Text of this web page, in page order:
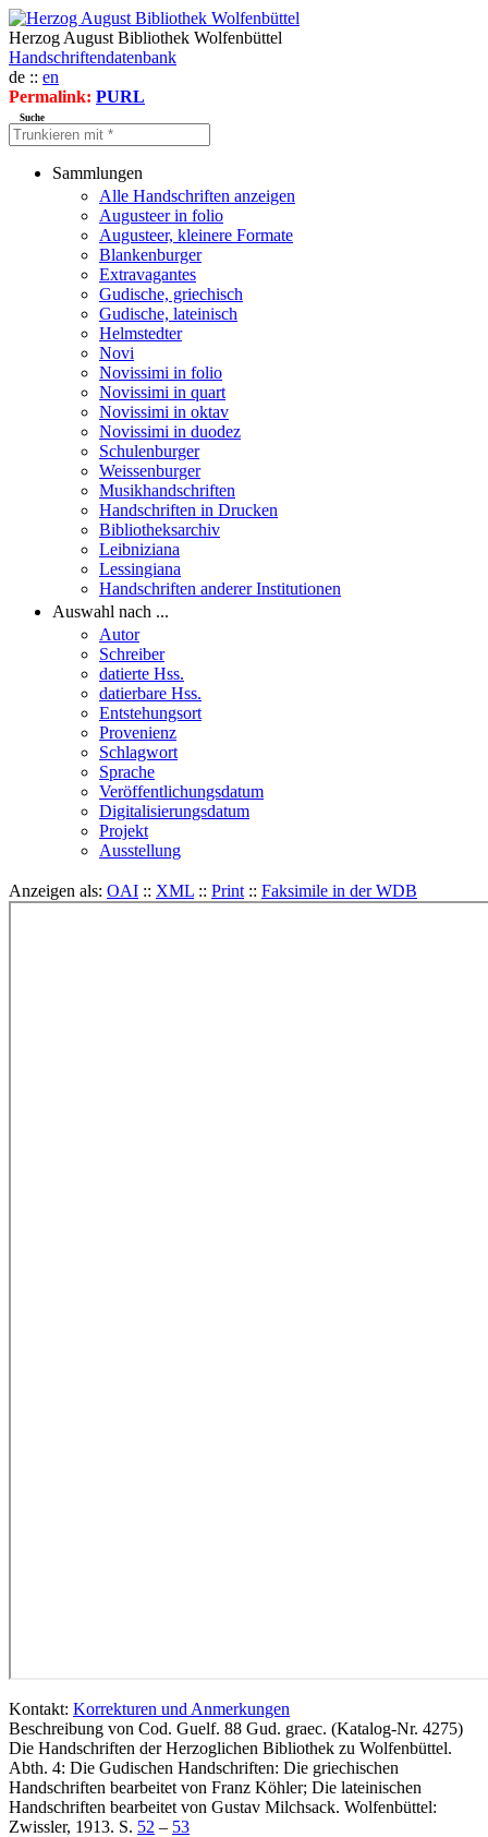
Herzog August Bibliothek Wolfenbüttel
Handschriftendatenbank
de :: en
Permalink: PURL
Suche
Sammlungen
Alle Handschriften anzeigen
Augusteer in folio
Augusteer, kleinere Formate
Blankenburger
Extravagantes
Gudische, griechisch
Gudische, lateinisch
Helmstedter
Novi
Novissimi in folio
Novissimi in quart
Novissimi in oktav
Novissimi in duodez
Schulenburger
Weissenburger
Musikhandschriften
Handschriften in Drucken
Bibliotheksarchiv
Leibniziana
Lessingiana
Handschriften anderer Institutionen
Auswahl nach ...
Autor
Schreiber
datierte Hss.
datierbare Hss.
Entstehungsort
Provenienz
Schlagwort
Sprache
Veröffentlichungsdatum
Digitalisierungsdatum
Projekt
Ausstellung
Anzeigen als: OAI :: XML :: Print :: Faksimile in der WDB
Kontakt: Korrekturen und Anmerkungen
Beschreibung von Cod. Guelf. 88 Gud. graec. (Katalog-Nr. 4275)
Die Handschriften der Herzoglichen Bibliothek zu Wolfenbüttel.
Abth. 4: Die Gudischen Handschriften: Die griechischen
Handschriften bearbeitet von Franz Köhler; Die lateinischen
Handschriften bearbeitet von Gustav Milchsack. Wolfenbüttel:
Zwissler, 1913. S. 52 – 53